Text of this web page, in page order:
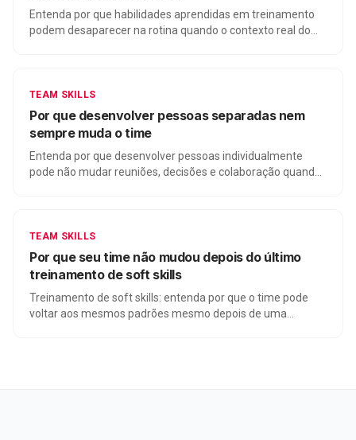
Entenda por que habilidades aprendidas em treinamento
podem desaparecer na rotina quando o contexto real do
TEAM SKILLS
Por que desenvolver pessoas separadas nem
sempre muda o time
Entenda por que desenvolver pessoas individualmente
pode não mudar reuniões, decisões e colaboração quando
TEAM SKILLS
Por que seu time não mudou depois do último
treinamento de soft skills
Treinamento de soft skills: entenda por que o time pode
voltar aos mesmos padrões mesmo depois de uma